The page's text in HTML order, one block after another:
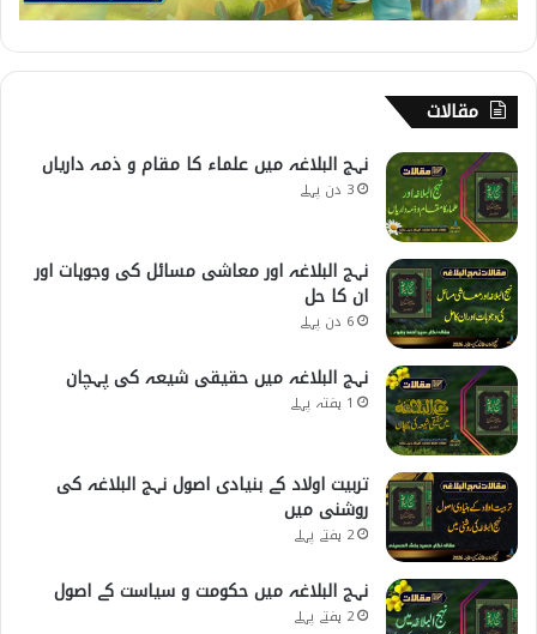
مقالات
نہج البلاغہ میں علماء کا مقام و ذمہ داریاں
3 دن پہلے
نہج البلاغہ اور معاشی مسائل کی وجوہات اور
ان کا حل
6 دن پہلے
نہج البلاغہ میں حقیقی شیعہ کی پہچان
1 ہفتہ پہلے
تربیت اولاد کے بنیادی اصول نہج البلاغہ کی
روشنی میں
2 ہفتے پہلے
نہج البلاغہ میں حکومت و سیاست کے اصول
2 ہفتے پہلے